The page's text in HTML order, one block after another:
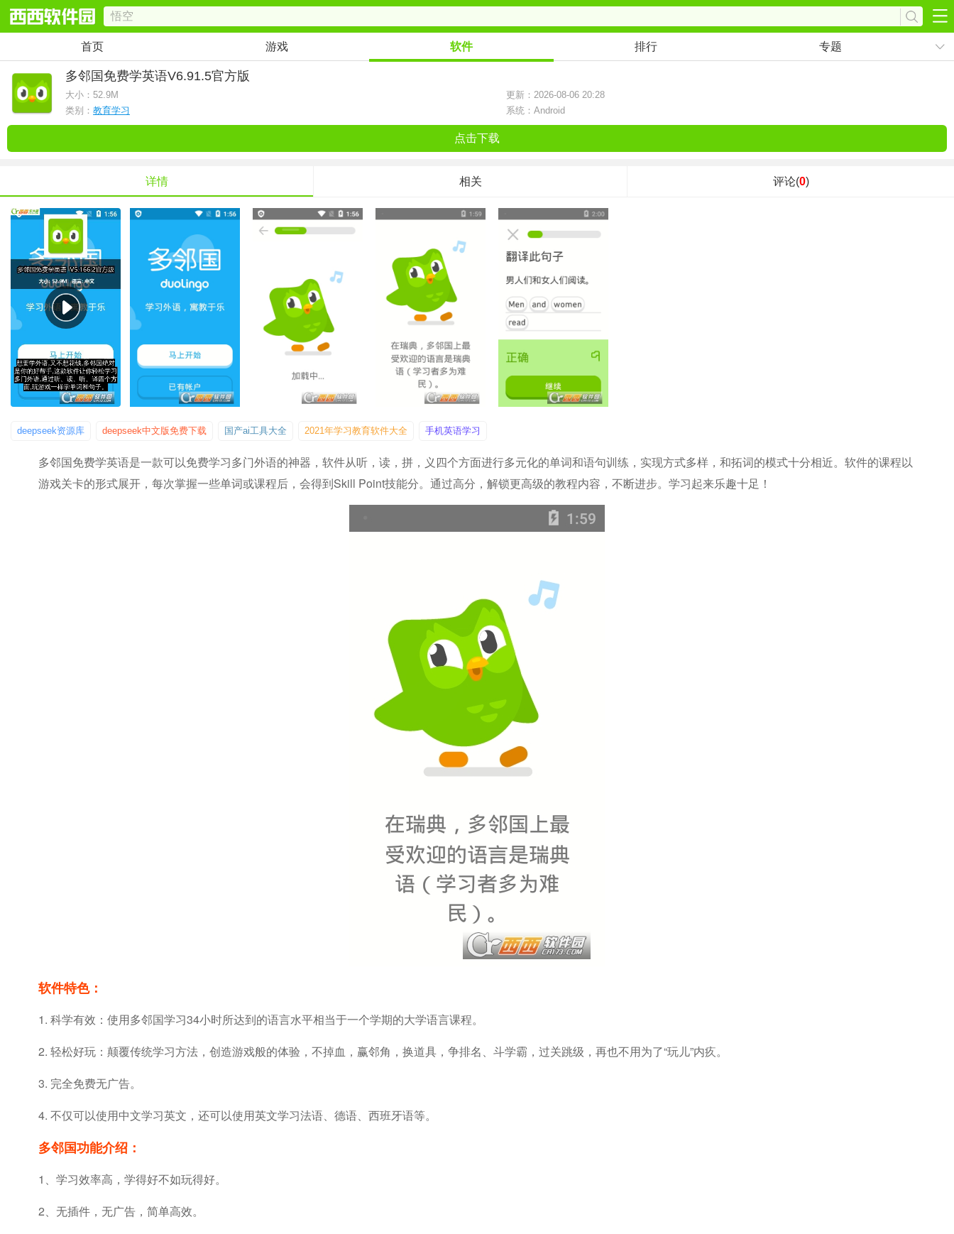
首页 游戏 软件 排行 专题
多邻国免费学英语V6.91.5官方版
大小： 52.9M
更新：2026-08-06 20:28
类别： 教育学习 系统：Android
点击下载
详情 相关 评论(0)
deepseek资源库 deepseek中文版免费下载 国产ai工具大全 2021年学习教育软件大全 手机英语学习
多邻国免费学英语是一款可以免费学习多门外语的神器，软件从听，读，拼，义四个方面进行多元化的单词和语句训练，实现方式多样，和拓词的模式十分相近。软件的课程以
游戏关卡的形式展开，每次掌握一些单词或课程后，会得到Skill Point技能分。通过高分，解锁更高级的教程内容，不断进步。学习起来乐趣十足！
软件特色：
1. 科学有效：使用多邻国学习34小时所达到的语言水平相当于一个学期的大学语言课程。
2. 轻松好玩：颠覆传统学习方法，创造游戏般的体验，不掉血，赢邻角，换道具，争排名、斗学霸，过关跳级，再也不用为了“玩儿”内疚。
3. 完全免费无广告。
4. 不仅可以使用中文学习英文，还可以使用英文学习法语、德语、西班牙语等。
多邻国功能介绍：
1、学习效率高，学得好不如玩得好。
2、无插件，无广告，简单高效。